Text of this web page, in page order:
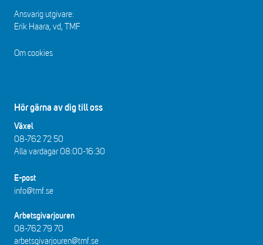
Ansvarig utgivare:
Erik Haara, vd, TMF
Om cookies
Hör gärna av dig till oss
Växel
08-762 72 50
Alla vardagar 08:00-16:30​​
E-post
info@tmf.se
Arbetsgivarjouren
08-762 79 70
arbetsgivarjouren@tmf.se